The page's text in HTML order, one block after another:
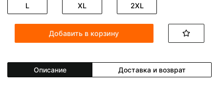
L XL 2XL
Добавить в корзину
Описание Доставка и возврат